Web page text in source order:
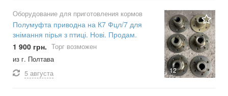
12
Оборудование для приготовления кормов
Полумуфта приводна на К7 Фцл/7 для
знімання пірья з птиці. Нові. Продам.
1 900 грн. Торг возможен
из г. Полтава
5 августа